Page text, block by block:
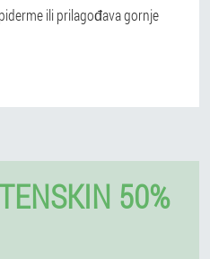
ili prilagođava gornje
50%